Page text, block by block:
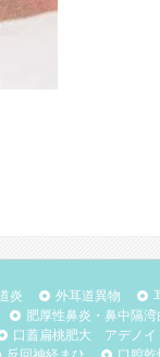
炎 外耳道異物
肥厚性鼻炎・鼻中隔湾
口蓋扁桃肥大 アデノイ